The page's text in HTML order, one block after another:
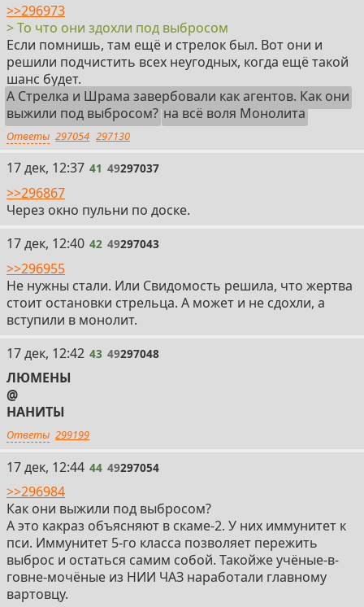
>>296973
> То что они здохли под выбросом
Если помнишь, там ещё и стрелок был. Вот они и
решили подчистить всех неугодных, когда ещё такой
шанс будет.
А Стрелка и Шрама завербовали как агентов. Как они
выжили под выбросом? на всё воля Монолита
Ответы 297054 297130
41
17 дек, 12:37 41 49297037
>>296867
Через окно пульни по доске.
42
17 дек, 12:40 42 49297043
>>296955
Не нужны стали. Или Свидомость решила, что жертва
стоит остановки стрельца. А может и не сдохли, а
вступили в монолит.
43
17 дек, 12:42 43 49297048
ЛЮМЕНЫ
@
НАНИТЫ
Ответы 299199
44
17 дек, 12:44 44 49297054
>>296984
Как они выжили под выбросом?
А это какраз объясняют в скаме-2. У них иммунитет к
пси. Иммунитет 5-го класса позволяет пережить
выброс и остаться самим собой. Такойже учёные-в-
говне-мочёные из НИИ ЧАЗ наработали главному
вартовцу.